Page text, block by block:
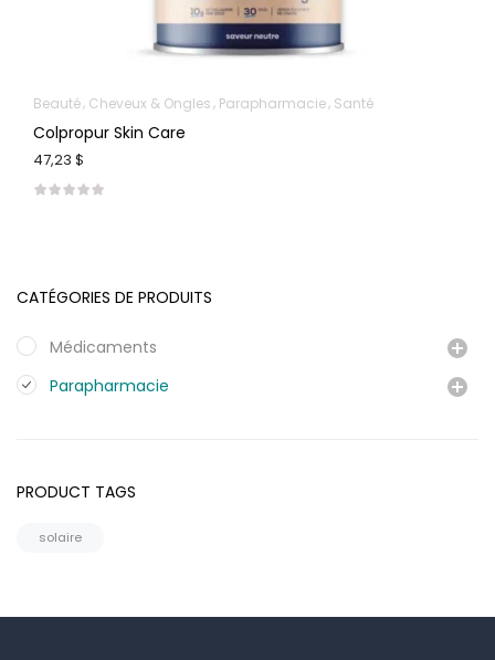
CATÉGORIES DE PRODUITS
Médicaments
Parapharmacie
PRODUCT TAGS
solaire
Beauté Cheveux & Ongles Parapharmacie Santé
Colpropur Skin Care
47,23 $